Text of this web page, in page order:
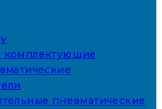
комплектующие
пневматические